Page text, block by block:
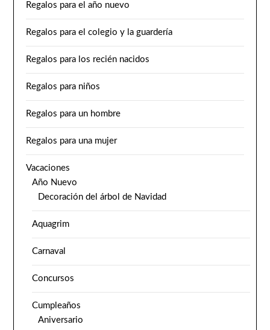
Regalos para el año nuevo
Regalos para el colegio y la guardería
Regalos para los recién nacidos
Regalos para niños
Regalos para un hombre
Regalos para una mujer
Vacaciones
Año Nuevo
Decoración del árbol de Navidad
Aquagrim
Carnaval
Concursos
Cumpleaños
Aniversario